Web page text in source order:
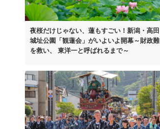
夜桜だけじゃない、蓮もすごい！ 新潟・高田
城址公園「観蓮会」がいよいよ開幕～財政難
を救い、
東洋一と呼ばれるまで～